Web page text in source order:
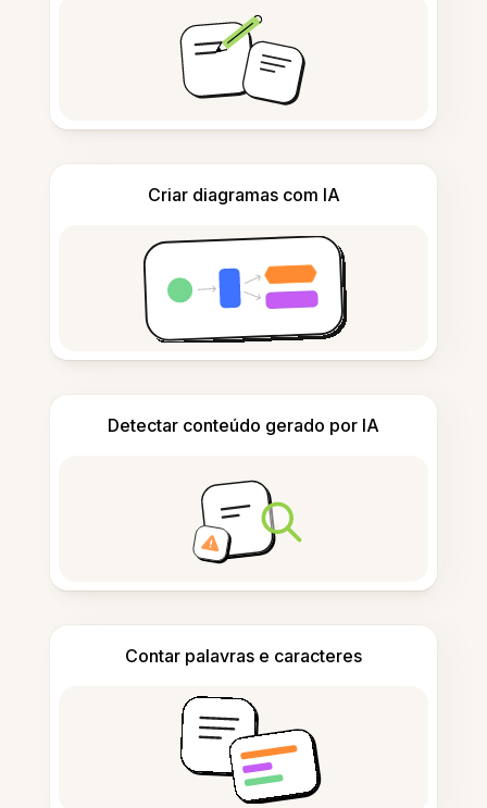
Criar diagramas com IA
Detectar conteúdo gerado por IA
Contar palavras e caracteres